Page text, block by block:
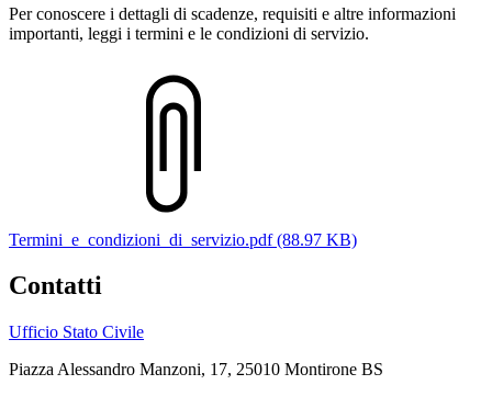
Per conoscere i dettagli di scadenze, requisiti e altre informazioni
importanti, leggi i termini e le condizioni di servizio.
Termini_e_condizioni_di_servizio.pdf (88.97 KB)
Contatti
Ufficio Stato Civile
Piazza Alessandro Manzoni, 17, 25010 Montirone BS